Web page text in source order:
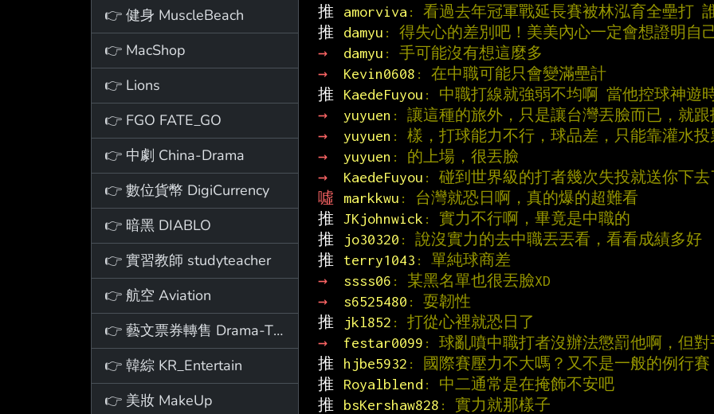
👉 健身 MuscleBeach
👉 MacShop
👉 Lions
👉 FGO FATE_GO
👉 中劇 China-Drama
👉 數位貨幣 DigiCurrency
👉 暗黑 DIABLO
👉 實習教師 studyteacher
👉 航空 Aviation
👉 藝文票券轉售 Drama-Ticket
👉 韓綜 KR_Entertain
👉 美妝 MakeUp
推
amorviva : 看過去年冠軍戰延長賽被林泓育全壘打
推
damyu : 得失心的差別吧！美美內心一定會想證明自
→
damyu : 手可能沒有想這麼多
→
Kevin0608 : 在中職可能只會變滿壘計
推
KaedeFuyou : 中職打線就強弱不均啊 當他控球神遊
→
yuyuen : 讓這種的旅外，只是讓台灣丟臉而已，就跟
→
yuyuen : 樣，打球能力不行，球品差，只能靠灌水投
→
yuyuen : 的上場，很丟臉
→
KaedeFuyou : 碰到世界級的打者幾次失投就送你下去
噓
markkwu : 台灣就恐日啊，真的爆的超難看
推 JKjohnwick : 實力不行啊，畢竟是中職的
推
jo30320 : 說沒實力的去中職丟丟看，看看成績多好
推
terry1043 : 單純球商差
→
ssss06 : 某黑名單也很丟臉XD
→
s6525480 : 耍韌性
推
jkl852 : 打從心裡就恐日了
→
festar0099 : 球亂噴中職打者沒辦法懲罰他啊，但對
推
hjbe5932 : 國際賽壓力不大嗎？又不是一般的例行賽
推
Royalblend : 中二通常是在掩飾不安吧
推
bsKershaw828 : 實力就那樣子